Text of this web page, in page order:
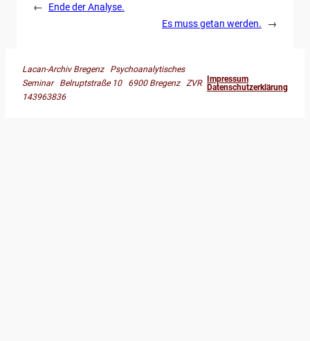
←
Ende der Analyse.
Es muss getan werden.
→
Lacan-Archiv Bregenz Psychoanalytisches
Seminar Belruptstraße 10 6900 Bregenz ZVR
143963836
Impressum
Datenschutzerklärung